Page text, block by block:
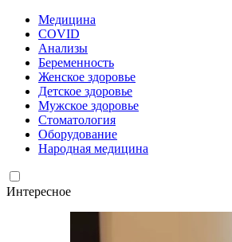
Медицина
COVID
Анализы
Беременность
Женское здоровье
Детское здоровье
Мужское здоровье
Стоматология
Оборудование
Народная медицина
Интересное